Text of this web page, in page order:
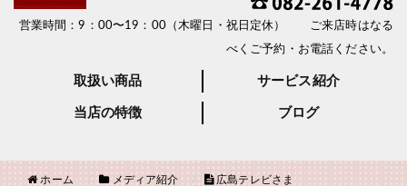
営業時間：9：00〜19：00（木曜日・祝日定休） ご来店時はなる
べくご予約・お電話ください。
取扱い商品 サービス紹介
当店の特徴 ブログ
ホーム メディア紹介 広島テレビさま